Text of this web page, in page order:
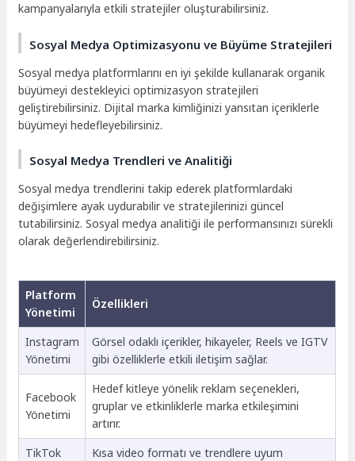
kampanyalarıyla etkili stratejiler oluşturabilirsiniz.
Sosyal Medya Optimizasyonu ve Büyüme Stratejileri
Sosyal medya platformlarını en iyi şekilde kullanarak organik
büyümeyi destekleyici optimizasyon stratejileri
geliştirebilirsiniz. Dijital marka kimliğinizi yansıtan içeriklerle
büyümeyi hedefleyebilirsiniz.
Sosyal Medya Trendleri ve Analitiği
Sosyal medya trendlerini takip ederek platformlardaki
değişimlere ayak uydurabilir ve stratejilerinizi güncel
tutabilirsiniz. Sosyal medya analitiği ile performansınızı sürekli
olarak değerlendirebilirsiniz.
Platform
Yönetimi
Özellikleri
Instagram
Yönetimi
Görsel odaklı içerikler, hikayeler, Reels ve IGTV
gibi özelliklerle etkili iletişim sağlar.
Facebook
Yönetimi
Hedef kitleye yönelik reklam seçenekleri,
gruplar ve etkinliklerle marka etkileşimini
artırır.
TikTok
Kısa video formatı ve trendlere uyum